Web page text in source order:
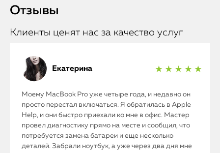
Отзывы
Клиенты ценят нас за качество услуг
Екатерина ★ ★ ★ ★ ★
Моему MacBook Pro уже четыре года, и недавно он
просто перестал включаться. Я обратилась в Apple
Help, и они быстро приехали ко мне в офис. Мастер
провел диагностику прямо на месте и сообщил, что
потребуется замена батареи и еще несколько
деталей. Забрали ноутбук, а уже через два дня мне